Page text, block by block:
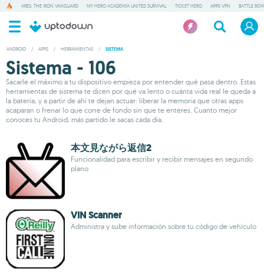
ARES: THE IRON VANGUARD MY HERO ACADEMIA UNITED SURVIVAL TICKET HERO APPS VPN BATTLE
ANDROID / APPS / HERRAMIENTAS / SISTEMA
Sistema - 106
Sacarle el máximo a tu dispositivo empieza por entender qué pasa dentro. Estas
herramientas de sistema te dicen por qué va lento o cuánta vida real le queda a
la batería, y a partir de ahí te dejan actuar: liberar la memoria que otras apps
acaparan o frenar lo que corre de fondo sin que te enteres. Cuanto mejor
conoces tu Android, más partido le sacas cada día.
本文見ながら返信2
Funcionalidad para escribir y recibir mensajes en segundo
plano
VIN Scanner
Administra y sube información sobre tu código de vehículo